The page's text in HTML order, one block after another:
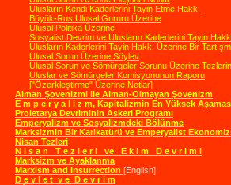
Ulusların Kendi Kaderlerini Tayin Etme Hakkı
Büyük-Rus Ulusal Gururu Üzerine
Ulusal Politika Üzerine
Sosyalist Devrim ve Ulusların Kaderlerini Tayin
Ulusların Kaderlerini Tayin Hakkı Üzerine Bir
Ulusal Sorun Üzerine Söylev
Ulusal Sorun ve Sömürgeler Sorunu Üzerine Tezlerin
Uluslar ve Sömürgeler Komisyonunun Raporu
["Özerkleştirme" Üzerine Notlar]
Alman Şovenizmi ile Alman-Olmayan Şovenizm
E m p e r y a l i z m, Kapitalizmin En Yüksek
Proletarya Devriminin Askeri Programı
Emperyalizm ve Sosyalizmdeki Bölünme
Marksizmin Bir Karikatürü ve Emperyalist
Nisan Tezleri
N i s a n T e z l e r i ve E k i m D e v r i m i
Marksizm ve Ayaklanma
Marxism and Insurrection [English]
D e v l e t v e D e v r i m